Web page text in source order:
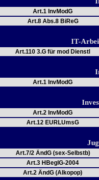
Art.1 InvModG
Art.8 Abs.8 BiReG
IT-
Art.110 3.G für mod Dienstl
Art.1 InvModG
Art.2 InvModG
Art.12 EURLUmsG
Art.7/2 ÄndG (sex-Selbstb)
Art.3 HBeglG-2004
Art.2 ÄndG (Alkopop)